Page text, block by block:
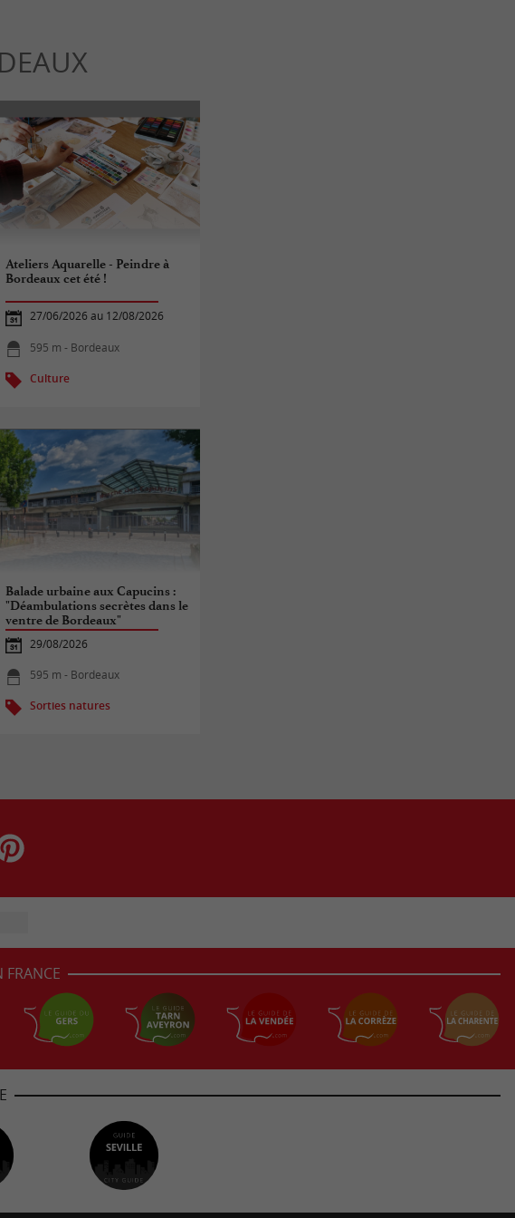
Ateliers Aquarelle - Peindre à
Bordeaux cet été !
27/06/2026 au 12/08/2026
595 m - Bordeaux
Culture
Balade urbaine aux Capucins :
"Déambulations secrètes dans le
ventre de Bordeaux"
29/08/2026
595 m - Bordeaux
Sorties natures
FRANCE